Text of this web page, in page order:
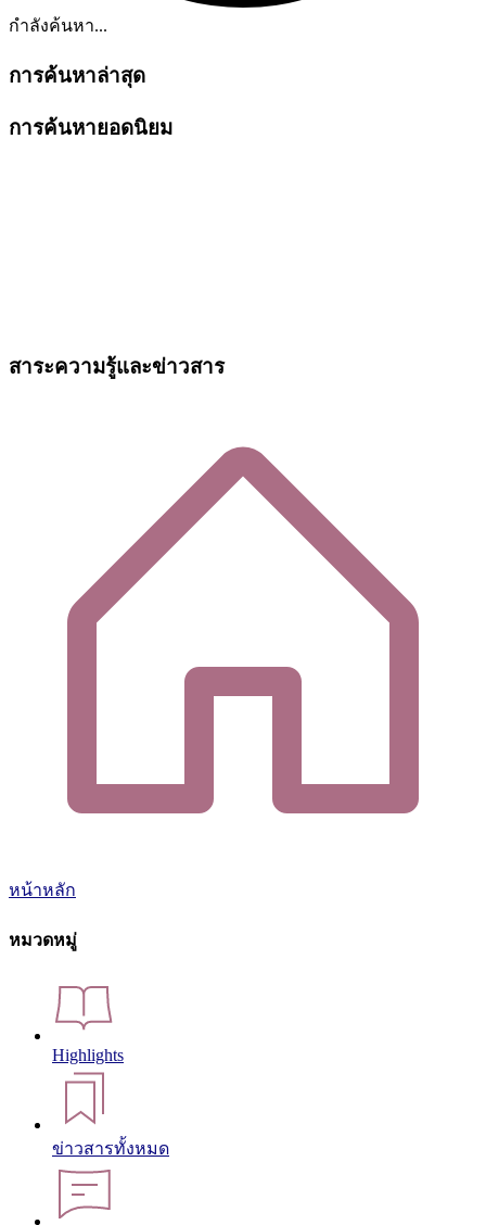
กำลังค้นหา...
การค้นหาล่าสุด
การค้นหายอดนิยม
สาระความรู้และข่าวสาร
หน้าหลัก
หมวดหมู่
Highlights
ข่าวสารทั้งหมด